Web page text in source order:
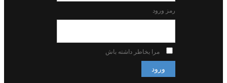
رمز ورود
مرا بخاطر داشته باش
ورود